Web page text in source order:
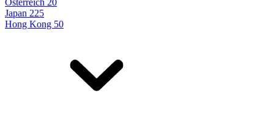
Österreich 20
Japan 225
Hong Kong 50